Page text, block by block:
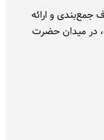
جمع‌بندی و ارائه
در میدان حضرت